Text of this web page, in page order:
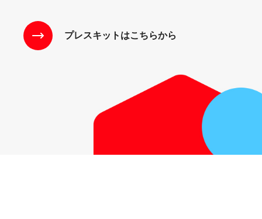
プレスキットはこちらから